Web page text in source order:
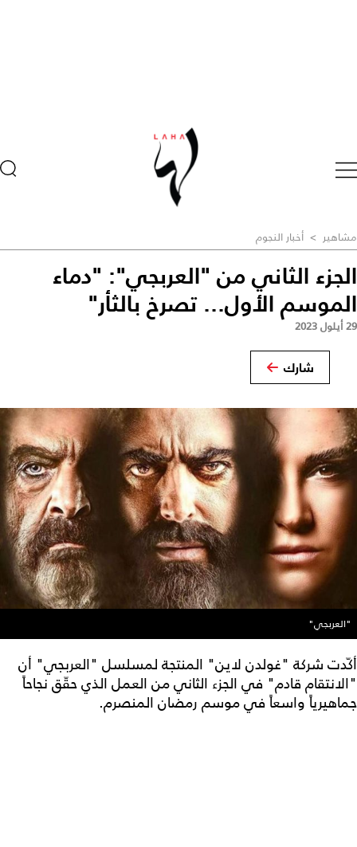
مشاهير > أخبار النجوم
الجزء الثاني من "العربجي": "دماء
الموسم الأول... تصرخ بالثأر"
29 أيلول 2023
شارك
"العربجي"
أكّدت شركة "غولدن لاين" المنتجة لمسلسل "العربجي" أن
"الانتقام قادم" في الجزء الثاني من العمل الذي حقّق نجاحاً
جماهيرياً واسعاً في موسم رمضان المنصرم.